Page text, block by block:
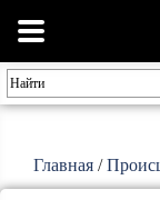
Главная /